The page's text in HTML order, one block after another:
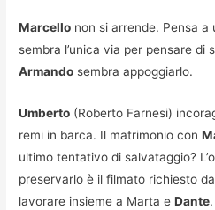
Marcello non si arrende. Pensa a
sembra l’unica via per pensare di
Armando sembra appoggiarlo.
Umberto (Roberto Farnesi)
remi in barca. Il matrimonio con
ultimo tentativo di salvataggio?
preservarlo è il filmato richiesto
lavorare insieme a Marta eDante